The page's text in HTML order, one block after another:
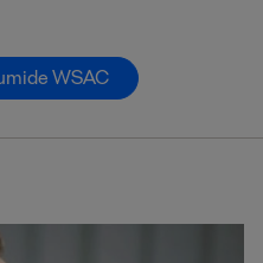
WSAC